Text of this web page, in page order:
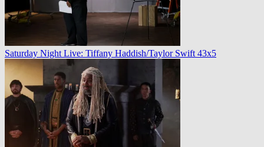
Saturday Night Live: Tiffany Haddish/Taylor Swift 43x5